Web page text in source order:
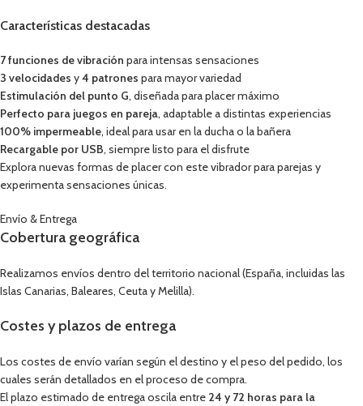
Características destacadas
7 funciones de vibración para intensas sensaciones
3 velocidades y4 patrones para mayor variedad
Estimulación del punto G, diseñada para placer máximo
Perfecto para juegos en pareja, adaptable a distintas experiencias
100% impermeable, ideal para usar en la ducha o la bañera
Recargable por USB, siempre listo para el disfrute
Explora nuevas formas de placer con este vibrador para parejas y
experimenta sensaciones únicas.
Envío & Entrega
Cobertura geográfica
Realizamos envíos dentro del territorio nacional (España, incluidas las
Islas Canarias, Baleares, Ceuta y Melilla).
Costes y plazos de entrega
Los costes de envío varían según el destino y el peso del pedido, los
cuales serán detallados en el proceso de compra.
El plazo estimado de entrega oscila entre 24 y 72 horas para la